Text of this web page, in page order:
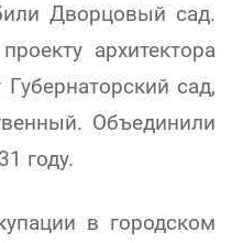
Дворцовый сад.
архитектора
сад,
Объединили
году.
в городском